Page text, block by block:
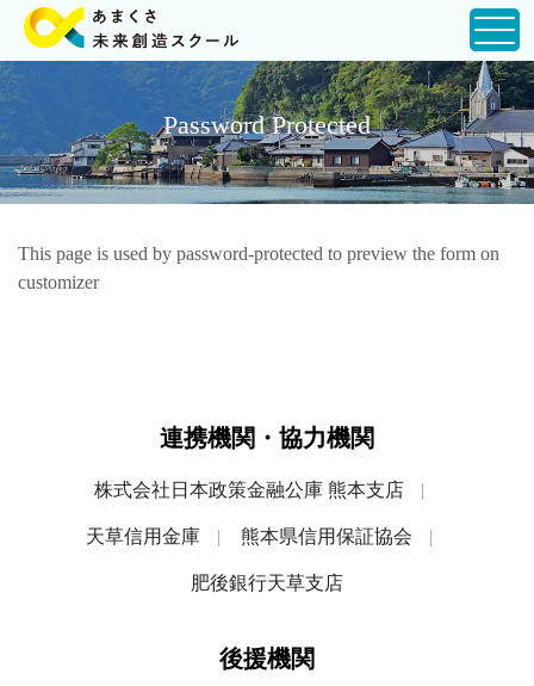
Password Protected
This page is used by password-protected to preview the form on
customizer
連携機関・協力機関
株式会社日本政策金融公庫 熊本支店
天草信用金庫 熊本県信用保証協会
肥後銀行天草支店
後援機関